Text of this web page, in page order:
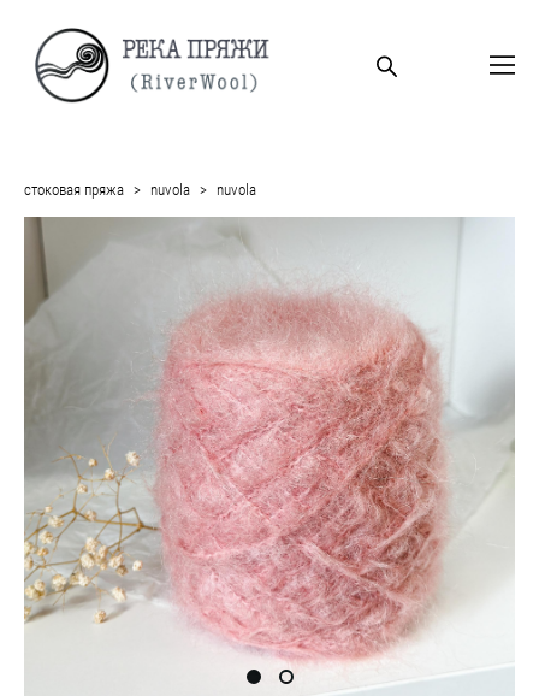
стоковая пряжа > nuvola > nuvola